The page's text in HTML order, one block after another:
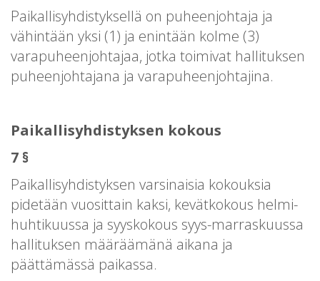
Paikallisyhdistyksellä on puheenjohtaja ja
vähintään yksi (1) ja enintään kolme (3)
varapuheenjohtajaa, jotka toimivat hallituksen
puheenjohtajana ja varapuheenjohtajina.
Paikallisyhdistyksen kokous
7 §
Paikallisyhdistyksen varsinaisia kokouksia
pidetään vuosittain kaksi, kevätkokous helmi-
huhtikuussa ja syyskokous syys-marraskuussa
hallituksen määräämänä aikana ja
päättämässä paikassa.